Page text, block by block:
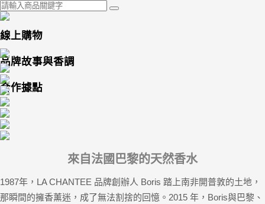
線上購物
品牌故事與香調
合作據點
來自法國巴黎的天然香水
1987年，LA CHANTEE 品牌創辦人 Boris 踏上南非開普敦的土地，
那瞬間的擁香薰迷，成了無法割捨的回憶。2015 年，Boris與巴黎、